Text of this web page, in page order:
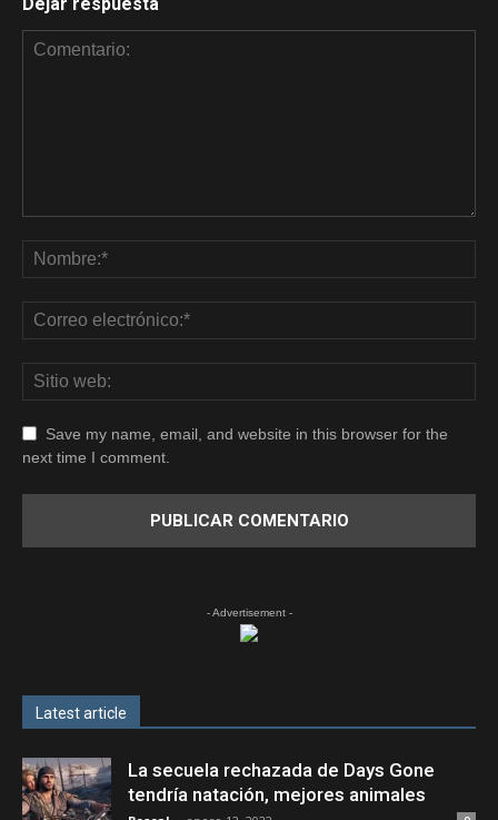
Save my name, email, and website in this browser for the
next time I comment.
- Advertisement -
Latest article
La secuela rechazada de Days Gone
tendría natación, mejores animales